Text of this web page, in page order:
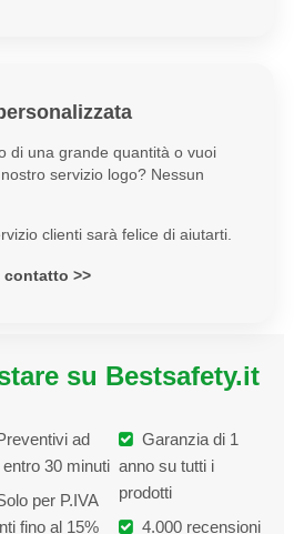
di una grande quantità o vuoi
servizio logo? Nessun
clienti sarà felice di aiutarti.
>>
su Bestsafety.it
ad
entro 30 minuti
per P.IVA
fino al 15%
Garanzia di 1
anno su tutti i
prodotti
4.000 recensioni